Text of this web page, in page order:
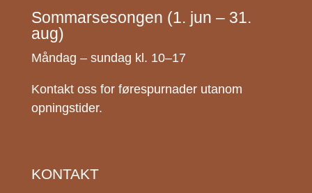
Sommarsesongen (1. jun – 31.
aug)
Måndag – sundag kl. 10–17
Kontakt oss for førespurnader utanom
opningstider.
KONTAKT